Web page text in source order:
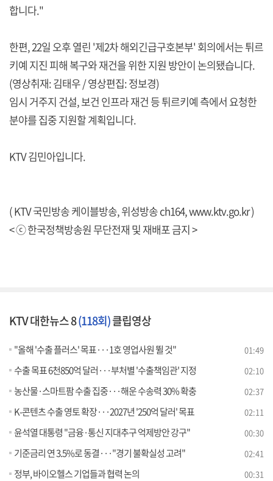
합니다."
한편, 22일 오후 열린 '제2차 해외긴급구호본부' 회의에서는 튀르
키예 지진 피해 복구와 재건을 위한 지원 방안이 논의됐습니다.
(영상취재: 김태우 / 영상편집: 정보경)
임시 거주지 건설, 보건 인프라 재건 등 튀르키예 측에서 요청한
분야를 집중 지원할 계획입니다.
KTV 김민아입니다.
( KTV 국민방송 케이블방송, 위성방송 ch164,www.ktv.go.kr)
< ⓒ 한국정책방송원 무단전재 및 재배포 금지 >
KTV 대한뉴스 8(118회)클립영상
"올해 '수출 플러스' 목표···1호 영업사원 뛸 것" 01:49
수출 목표 6천850억 달러···부처별 '수출책임관' 지정 02:10
농산물·스마트팜 수출 집중···해운 수송력 30% 확충 02:37
K-콘텐츠 수출 영토 확장···2027년 '250억 달러' 목표 02:11
윤석열 대통령 "금융·통신 지대추구 억제방안 강구" 00:30
기준금리 연 3.5%로 동결···"경기 불확실성 고려" 02:41
정부, 바이오헬스 기업들과 협력 논의 00:31